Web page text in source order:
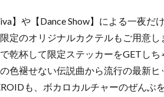
】や【Dance Show】による一夜
定のオリジナルカクテルもご用意し
乾杯して限定ステッカーをGETしち
色褪せない伝説曲から流行の最新
も、ボカロカルチャーのぜんぶ